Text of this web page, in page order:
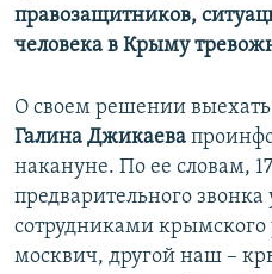
правозащитников,
человека в Крыму
О своем решении
Галина Джикаева
накануне. По ее словам,
предварительного звонка
сотрудниками
москвич, другой наш –